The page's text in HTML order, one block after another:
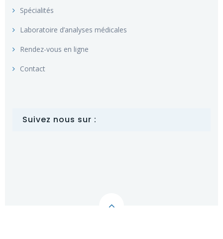
Spécialités
Laboratoire d’analyses médicales
Rendez-vous en ligne
Contact
Suivez nous sur :